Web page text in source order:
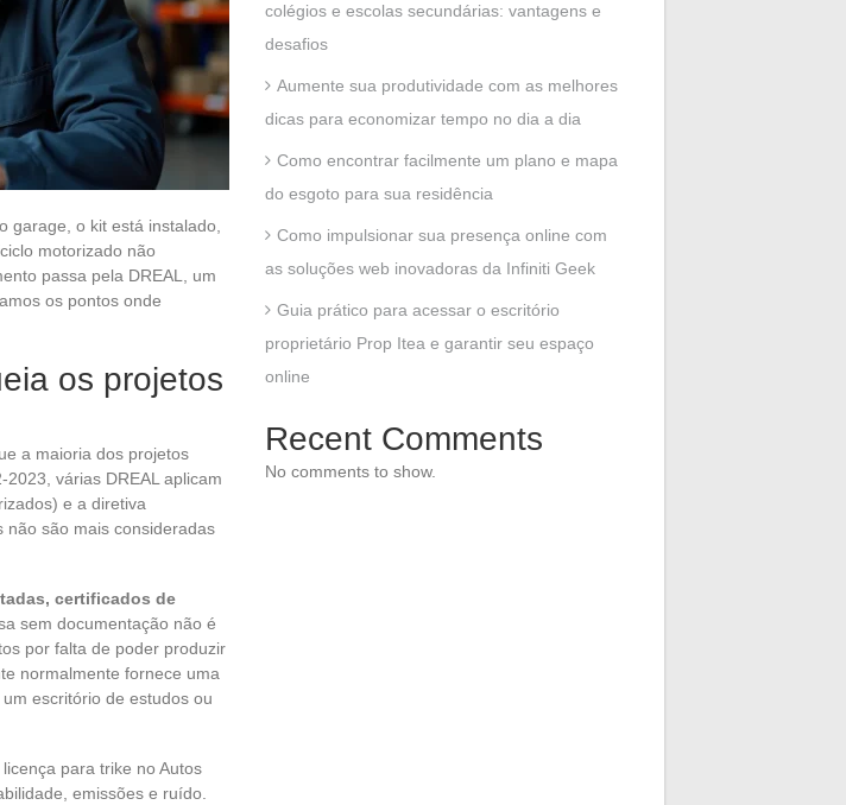
garage, o kit está instalado,
motorizado não
passa pela DREAL, um
os pontos onde
os projetos
a maioria dos projetos
várias DREAL aplicam
e a diretiva
não são mais consideradas
certificados de
sem documentação não é
por falta de poder produzir
normalmente fornece uma
escritório de estudos ou
para trike no Autos
emissões e ruído.
colégios e escolas secundárias: vantagens e
desafios
Aumente sua produtividade com as melhores
dicas para economizar tempo no dia a dia
Como encontrar facilmente um plano e mapa
do esgoto para sua residência
Como impulsionar sua presença online com
as soluções web inovadoras da Infiniti Geek
Guia prático para acessar o escritório
proprietário Prop Itea e garantir seu espaço
online
Recent Comments
No comments to show.